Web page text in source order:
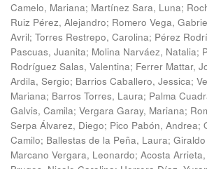
Camelo, Mariana; Martínez Sara, Luna;
Ruiz Pérez, Alejandro; Romero Vega,
Avril; Torres Restrepo, Carolina; Pérez
Pascuas, Juanita; Molina Narváez, Natalia;
Rodríguez Salas, Valentina; Ferrer Mattar,
Ardila, Sergio; Barrios Caballero, Jessica;
Mariana; Barros Torres, Laura; Palma
Galvis, Camila; Vergara Garay, Mariana;
Serpa Álvarez, Diego; Pico Pabón, Andrea;
Camilo; Ballestas de la Peña, Laura;
Marcano Vergara, Leonardo; Acosta